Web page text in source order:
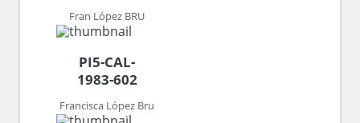
Fran López BRU
PI5-CAL-
1983-602
Francisca López Bru